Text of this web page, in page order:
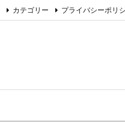
カテゴリー プライバシーポリ